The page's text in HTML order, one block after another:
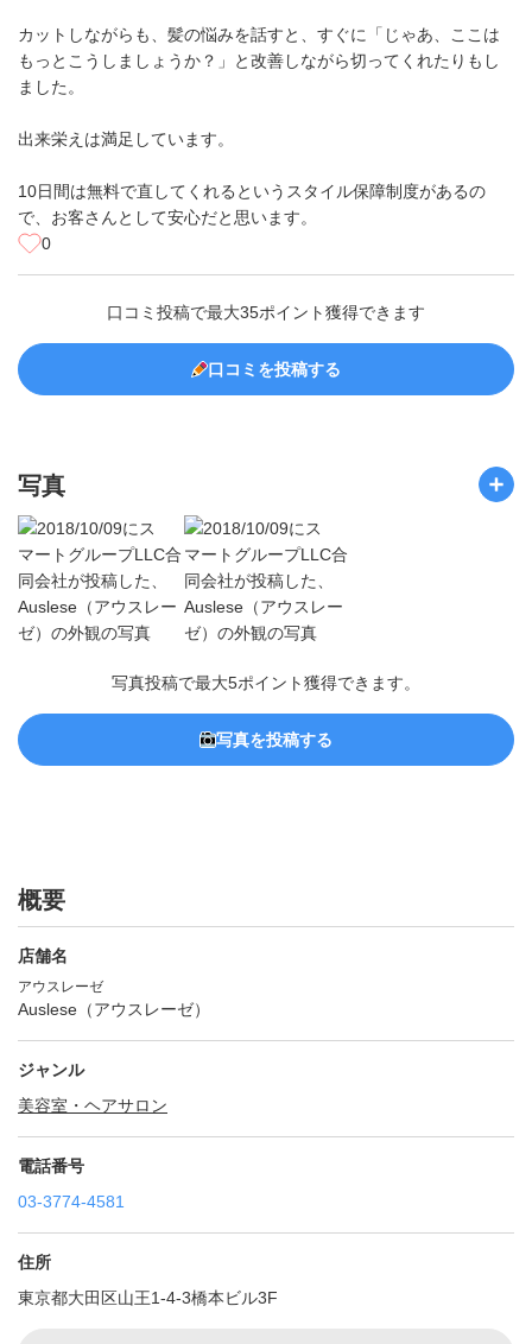
カットしながらも、髪の悩みを話すと、すぐに「じゃあ、ここは
もっとこうしましょうか？」と改善しながら切ってくれたりもし
ました。
出来栄えは満足しています。
10日間は無料で直してくれるというスタイル保障制度があるの
で、お客さんとして安心だと思います。
0
口コミ投稿で最大35ポイント獲得できます
口コミを投稿する
写真
写真投稿で最大5ポイント獲得できます。
写真を投稿する
概要
店舗名
アウスレーゼ
Auslese（アウスレーゼ）
ジャンル
美容室・ヘアサロン
電話番号
03-3774-4581
住所
東京都大田区山王1-4-3橋本ビル3F